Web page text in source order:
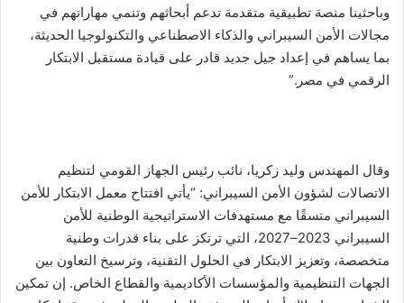
وباحثينا منصة تطبيقية متقدمة تدعم أبحاثهم وتنمي مهاراتهم في
مجالات الأمن السيبراني والذكاء الاصطناعي والتكنولوجيا الحديثة،
بما يساهم في إعداد جيل جديد قادر على قيادة مستقبل الابتكار
الرقمي في مصر.”
وقال المهندس وليد زكريا، نائب رئيس الجهاز القومي لتنظيم
الاتصالات لشؤون الأمن السيبراني: “يأتي افتتاح معمل الابتكار للأمن
السيبراني متسقًا مع مستهدفات الاستراتيجية الوطنية للأمن
السيبراني 2023–2027، التي ترتكز على بناء قدرات وطنية
متخصصة، وتعزيز الابتكار في الحلول التقنية، وترسيخ التعاون بين
الجهات التنظيمية والمؤسسات الأكاديمية والقطاع الخاص. إن تمكين